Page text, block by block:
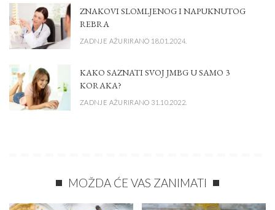
ZNAKOVI SLOMLJENOG I NAPUKNUTOG
REBRA
ZADNJE AŽURIRANO 18.01.2024.
KAKO SAZNATI SVOJ JMBG U SAMO 3
KORAKA?
ZADNJE AŽURIRANO 31.10.2022.
MOŽDA ĆE VAS ZANIMATI